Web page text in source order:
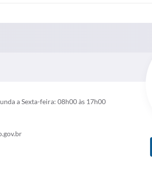
a Sexta-feira: 08h00 às 17h00